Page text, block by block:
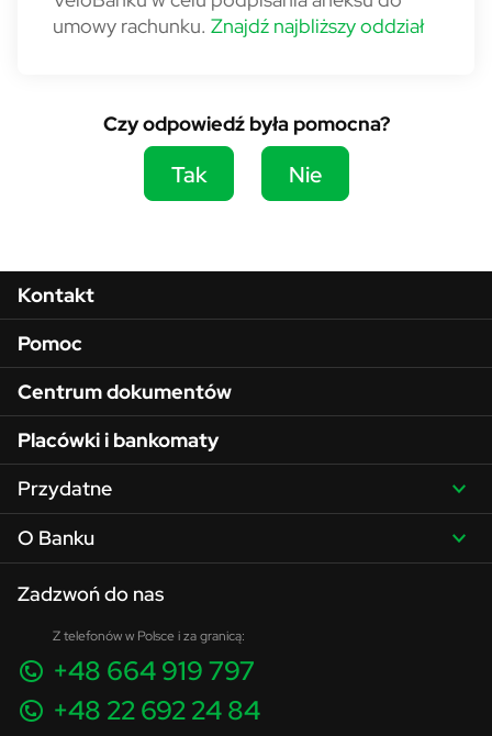
umowy rachunku. Znajdź najbliższy oddział
Czy odpowiedź była pomocna?
Tak Nie
Menu w stopce
Kontakt
Pomoc
Centrum dokumentów
Placówki i bankomaty
Przydatne
O Banku
Zadzwoń do nas
Z telefonów w Polsce i za granicą:
+48 664 919 797
+48 22 692 24 84